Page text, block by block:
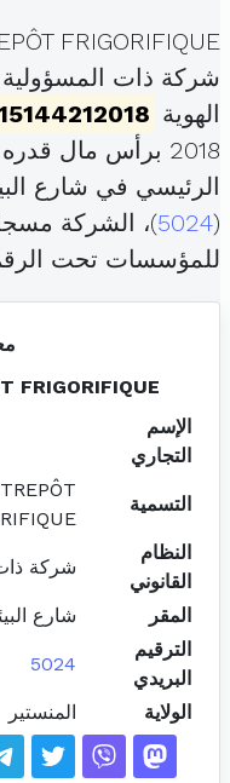
شركة ذات
الهوية
2018 برأس مال قدره
الرئيسي في شارع
(
5024)، الشركة
للمؤسسات تحت
FRIGORIFIQUE
الإسم
التجاري
التسمية
النظام
القانوني
شركة
المقر
شارع
الترقيم
البريدي
5024
الولاية المنستير